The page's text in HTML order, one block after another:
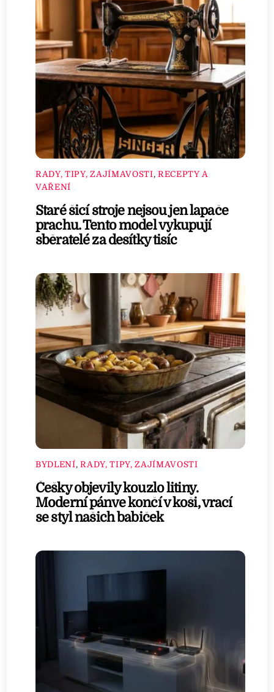
RADY, TIPY, ZAJÍMAVOSTI, RECEPTY A
VAŘENÍ
Staré šicí stroje nejsou jen lapače
prachu. Tento model vykupují
sběratelé za desítky tisíc
BYDLENÍ,RADY, TIPY, ZAJÍMAVOSTI
Češky objevily kouzlo litiny.
Moderní pánve končí v koši, vrací
se styl našich babiček